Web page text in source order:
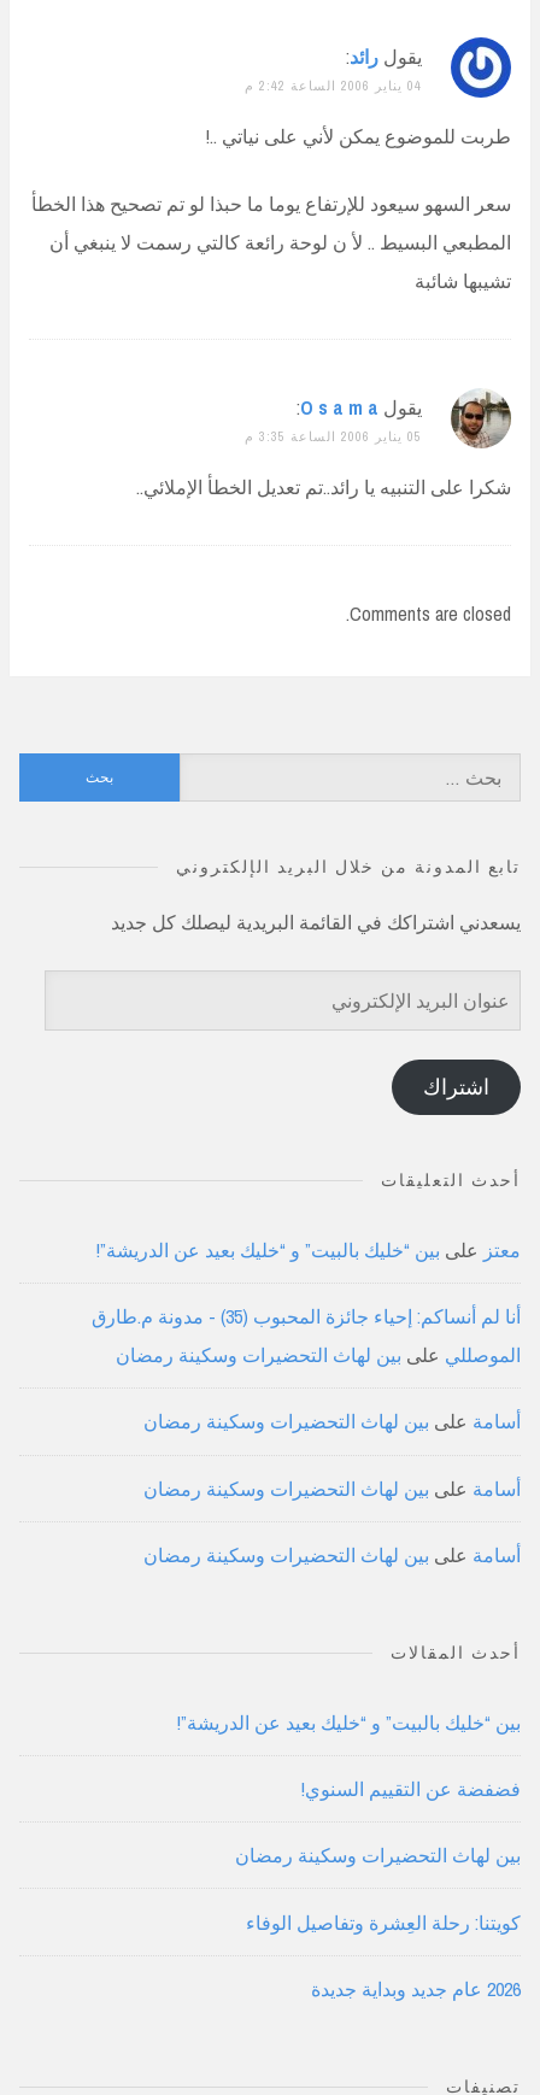
يقول رائد:
04 يناير 2006 الساعة 2:42 م
طربت للموضوع يمكن لأني على نياتي ..!
سعر السهو سيعود للإرتفاع يوما ما حبذا لو تم تصحيح هذا الخطأ
المطبعي البسيط .. لأ ن لوحة رائعة كالتي رسمت لا ينبغي أن
تشيبها شائبة
يقول O s a m a
:
05 يناير 2006 الساعة 3:35 م
شكرا على التنبيه يا رائد..تم تعديل الخطأ الإملائي..
Comments are closed.
عن:
تابع المدونة من خلال البريد الإلكتروني
يسعدني اشتراكك في القائمة البريدية ليصلك كل جديد
عنوان
البريد
الإلكتروني
اشتراك
أحدث التعليقات
معتز على بين “خليك بالبيت” و “خليك بعيد عن الدريشة”!
أنا لم أنساكم: إحياء جائزة المحبوب (35) - مدونة م.طارق
الموصللي على بين لهاث التحضيرات وسكينة رمضان
أسامة على بين لهاث التحضيرات وسكينة رمضان
أسامة على بين لهاث التحضيرات وسكينة رمضان
أسامة على بين لهاث التحضيرات وسكينة رمضان
أحدث المقالات
بين “خليك بالبيت” و “خليك بعيد عن الدريشة”!
فضفضة عن التقييم السنوي!
بين لهاث التحضيرات وسكينة رمضان
كويتنا: رحلة العِشرة وتفاصيل الوفاء
2026 عام جديد وبداية جديدة
تصنيفات